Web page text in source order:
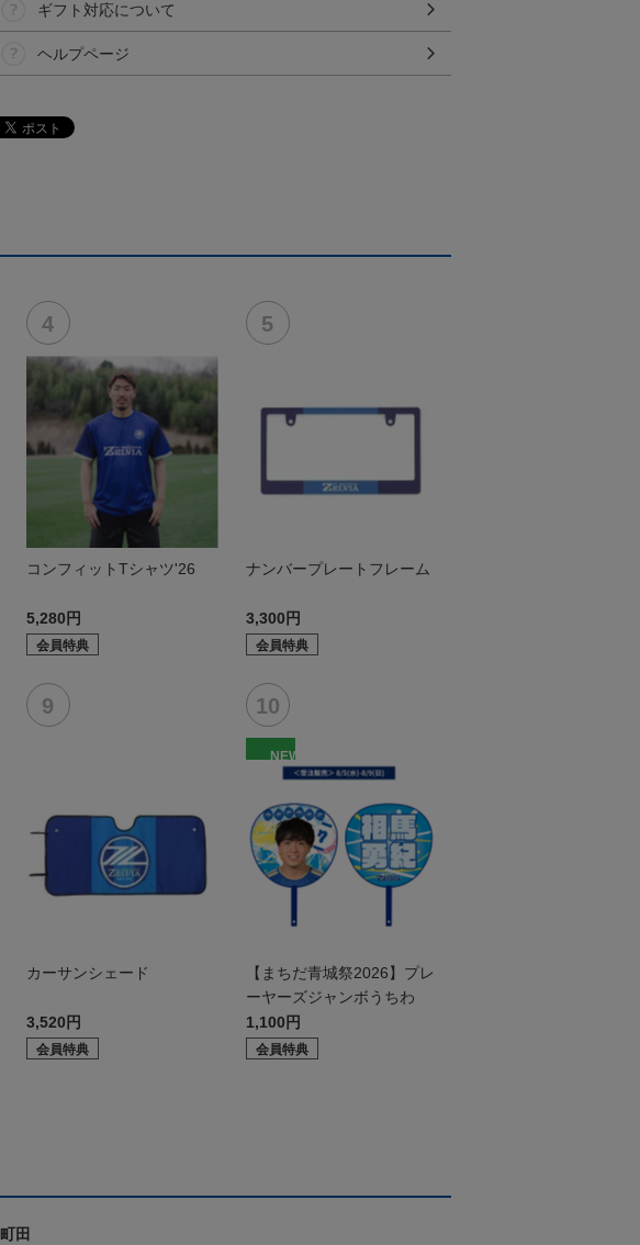
ギフト対応について
ヘルプページ
コンフィットTシャツ'26
5,280円
会員特典
ナンバープレートフレーム
3,300円
会員特典
カーサンシェード
3,520円
会員特典
NEW
【まちだ青城祭2026】プレ
ーヤーズジャンボうちわ
1,100円
会員特典
町田